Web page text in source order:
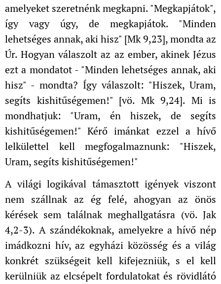
amelyeket szeretnénk megkapni. "Megkapjátok",
így vagy úgy, de megkapjátok. "Minden
lehetséges annak, aki hisz" [Mk 9,23], mondta az
Úr. Hogyan válaszolt az az ember, akinek Jézus
ezt a mondatot - "Minden lehetséges annak, aki
hisz" - mondta? Így válaszolt: "Hiszek, Uram,
segíts kishitűségemen!" [vö. Mk 9,24]. Mi is
mondhatjuk: "Uram, én hiszek, de segíts
kishitűségemen!" Kérő imánkat ezzel a hívő
lelkülettel kell megfogalmaznunk: "Hiszek,
Uram, segíts kishitűségemen!"
A világi logikával támasztott igények viszont
nem szállnak az ég felé, ahogyan az önös
kérések sem találnak meghallgatásra (vö. Jak
4,2-3). A szándékoknak, amelyekre a hívő nép
imádkozni hív, az egyházi közösség és a világ
konkrét szükségeit kell kifejezniük, s el kell
kerülniük az elcsépelt fordulatokat és rövidlátó